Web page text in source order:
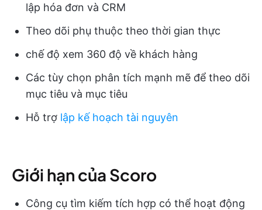
lập hóa đơn và CRM
Theo dõi phụ thuộc theo thời gian thực
chế độ xem 360 độ về khách hàng
Các tùy chọn phân tích mạnh mẽ để theo dõi
mục tiêu và mục tiêu
Hỗ trợ lập kế hoạch tài nguyên
Giới hạn của Scoro
Công cụ tìm kiếm tích hợp có thể hoạt động